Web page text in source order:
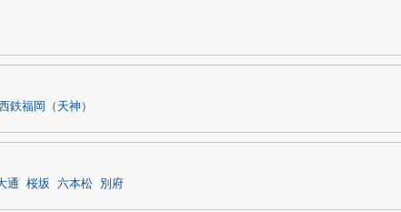
西鉄福岡（天神）
通 桜坂 六本松 別府